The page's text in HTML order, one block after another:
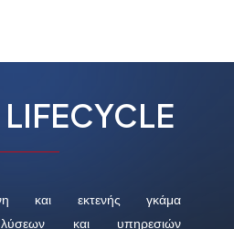
LIFECYCLE
και εκτενής γκάμα
λύσεων και υπηρεσιών